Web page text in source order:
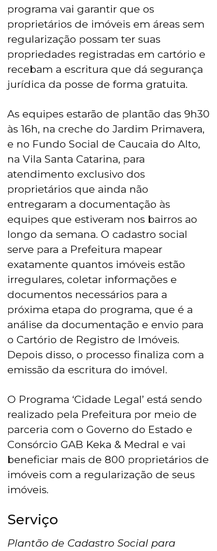
programa vai garantir que os
proprietários de imóveis em áreas sem
regularização possam ter suas
propriedades registradas em cartório e
recebam a escritura que dá segurança
jurídica da posse de forma gratuita.
As equipes estarão de plantão das 9h30
às 16h, na creche do Jardim Primavera,
e no Fundo Social de Caucaia do Alto,
na Vila Santa Catarina, para
atendimento exclusivo dos
proprietários que ainda não
entregaram a documentação às
equipes que estiveram nos bairros ao
longo da semana. O cadastro social
serve para a Prefeitura mapear
exatamente quantos imóveis estão
irregulares, coletar informações e
documentos necessários para a
próxima etapa do programa, que é a
análise da documentação e envio para
o Cartório de Registro de Imóveis.
Depois disso, o processo finaliza com a
emissão da escritura do imóvel.
O Programa ‘Cidade Legal’ está sendo
realizado pela Prefeitura por meio de
parceria com o Governo do Estado e
Consórcio GAB Keka & Medral e vai
beneficiar mais de 800 proprietários de
imóveis com a regularização de seus
imóveis.
Serviço
Plantão de Cadastro Social para